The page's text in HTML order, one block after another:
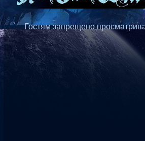
Гостям запрещено